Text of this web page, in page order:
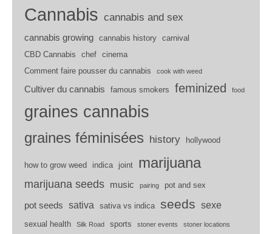
Cannabis cannabis and sex
cannabis growing cannabis history carnival
CBD Cannabis
chef cinema
Comment faire pousser du cannabis
cook with weed
Cultiver du cannabis famous smokers feminized food
graines cannabis
graines féminisées history hollywood
how to grow weed indica joint marijuana
marijuana seeds music pairing pot and sex
pot seeds sativa sativa vs indica seeds sexe
sexual health Silk Road sports stoner events stoner locations